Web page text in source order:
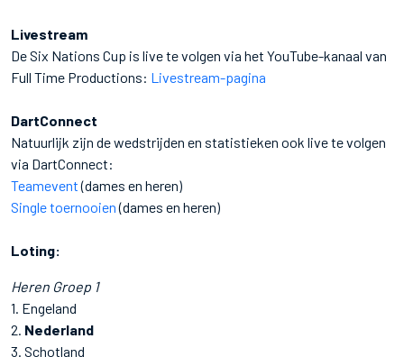
Livestream
De Six Nations Cup is live te volgen via het YouTube-kanaal van
Full Time Productions: Livestream-pagina
DartConnect
Natuurlijk zijn de wedstrijden en statistieken ook live te volgen
via DartConnect:
Teamevent(dames en heren)
Single toernooien(dames en heren)
Loting:
Heren Groep 1
1. Engeland
2. Nederland
3. Schotland